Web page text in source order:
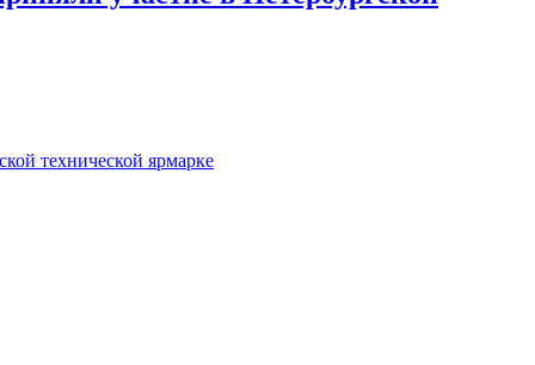
технической ярмарке